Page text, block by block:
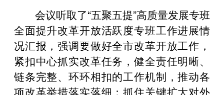
会议听取了“五聚五提”高质量发展专班
全面提升改革开放活跃度专班工作进展情
况汇报，强调要做好全市改革开放工作，
紧扣中心抓实改革任务，健全责任明晰、
链条完整、环环相扣的工作机制，推动各
项改革举措落实落细；抓住关键扩大对外